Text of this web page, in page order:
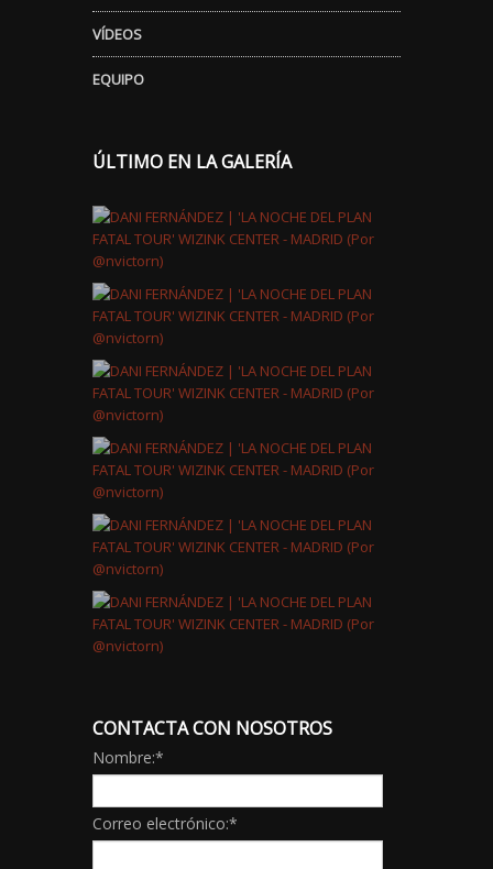
VÍDEOS
EQUIPO
ÚLTIMO EN LA GALERÍA
CONTACTA CON NOSOTROS
Nombre:*
Correo electrónico:*